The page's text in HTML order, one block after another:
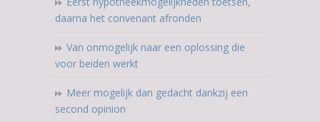
daarna het convenant afronden
Van onmogelijk naar een oplossing die
voor beiden werkt
Meer mogelijk dan gedacht dankzij een
second opinion